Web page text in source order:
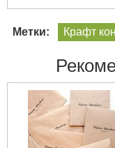
Метки: Крафт